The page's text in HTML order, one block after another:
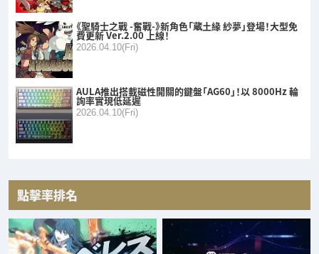
《聖騎士之戰 -奮戰-》新角色「蔵土緣 紗夢」登場！大型免
費更新 Ver.2.00 上線！
2026.04.10(Fri)
AULA推出搭載磁性開關的鍵盤「AG60」！以 8000Hz 輪
詢率實現低延遲
2026.04.10(Fri)
點擊率排名